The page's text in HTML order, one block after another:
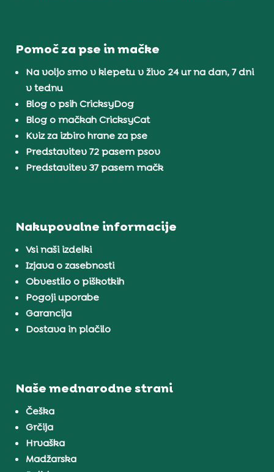
Pomoč za pse in mačke
Na voljo smo v klepetu v živo 24 ur na dan, 7 dni
v tednu
Blog o psih CricksyDog
Blog o mačkah CricksyCat
Kviz za izbiro hrane za pse
Predstavitev 72 pasem psov
Predstavitev 37 pasem mačk
Nakupovalne informacije
Vsi naši izdelki
Izjava o zasebnosti
Obvestilo o piškotkih
Pogoji uporabe
Garancija
Dostava in plačilo
Naše mednarodne strani
Češka
Grčija
Hrvaška
Madžarska